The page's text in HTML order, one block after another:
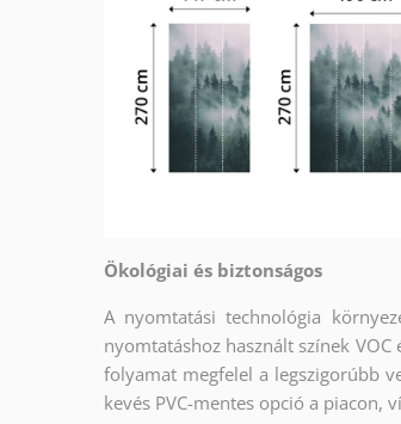
Ökológiai és biztonságos
A nyomtatási technológia
nyomtatáshoz használt színek VOC
folyamat megfelel a legszigorúbb
kevés PVC-mentes opció a piacon,